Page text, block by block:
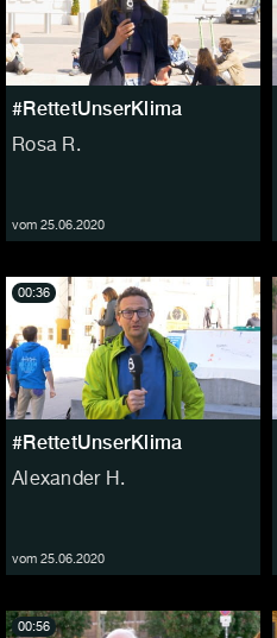
#RettetUnserKlima
Rosa R.
vom 25.06.2020
#RettetUnserKlima
Alexander H.
vom 25.06.2020
00:36
00:56